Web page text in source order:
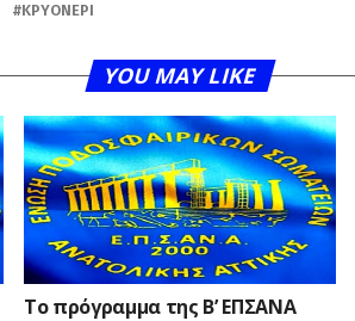
ΚΡΥΟΝΈΡΙ
YOU MAY LIKE
Το πρόγραμμα της Β’ ΕΠΣΑΝΑ